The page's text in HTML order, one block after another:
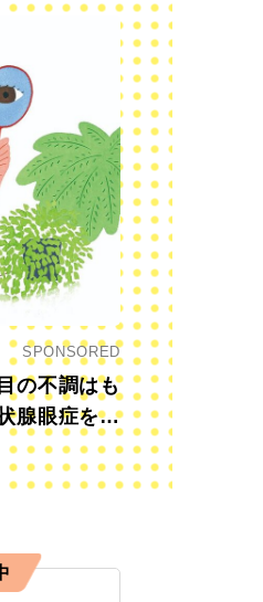
SPONSORED
の不調はも
腺眼症を知